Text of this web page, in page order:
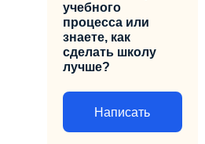
учебного
процесса или
знаете, как
сделать школу
лучше?
Написать